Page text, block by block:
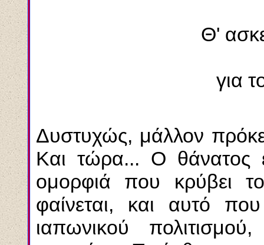
Θ'
για
Δυστυχώς, μάλλον
Και τώρα... Ο θάνατος
ομορφιά που κρύβει
φαίνεται, και αυτό
ιαπωνικού